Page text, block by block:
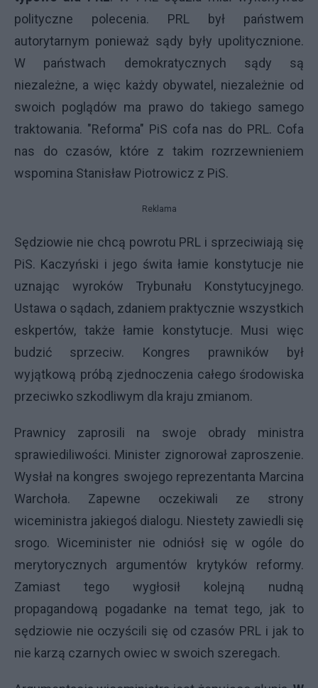
polityczne polecenia. PRL był państwem
autorytarnym ponieważ sądy były upolitycznione.
W państwach demokratycznych sądy są
niezależne, a więc każdy obywatel, niezależnie od
swoich poglądów ma prawo do takiego samego
traktowania. "Reforma" PiS cofa nas do PRL. Cofa
nas do czasów, które z takim rozrzewnieniem
wspomina Stanisław Piotrowicz z PiS.
Reklama
Sędziowie nie chcą powrotu PRL i sprzeciwiają się
PiS. Kaczyński i jego świta łamie konstytucje nie
uznając wyroków Trybunału Konstytucyjnego.
Ustawa o sądach, zdaniem praktycznie wszystkich
eskpertów, także łamie konstytucje. Musi więc
budzić sprzeciw. Kongres prawników był
wyjątkową próbą zjednoczenia całego środowiska
przeciwko szkodliwym dla kraju zmianom.
Prawnicy zaprosili na swoje obrady ministra
sprawiediliwości. Minister zignorował zaproszenie.
Wysłał na kongres swojego reprezentanta Marcina
Warchoła. Zapewne oczekiwali ze strony
wiceministra jakiegoś dialogu. Niestety zawiedli się
srogo. Wiceminister nie odniósł się w ogóle do
merytorycznych argumentów krytyków reformy.
Zamiast tego wygłosił kolejną nudną
propagandową pogadanke na temat tego, jak to
sędziowie nie oczyścili się od czasów PRL i jak to
nie karzą czarnych owiec w swoich szeregach.